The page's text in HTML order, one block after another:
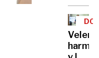
sedel
21
let